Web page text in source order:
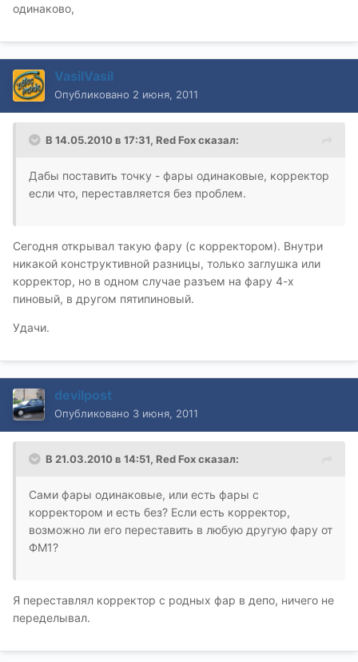
одинаково,
VasilVasil
Опубликовано 2 июня, 2011
В 14.05.2010 в 17:31, Red Fox сказал:
Дабы поставить точку - фары одинаковые, корректор
если что, переставляется без проблем.
Сегодня открывал такую фару (с корректором). Внутри
никакой конструктивной разницы, только заглушка или
корректор, но в одном случае разъем на фару 4-х
пиновый, в другом пятипиновый.
Удачи.
devilpost
Опубликовано 3 июня, 2011
В 21.03.2010 в 14:51, Red Fox сказал:
Сами фары одинаковые, или есть фары с
корректором и есть без? Если есть корректор,
возможно ли его переставить в любую другую фару от
ФМ1?
Я переставлял корректор с родных фар в депо, ничего не
переделывал.